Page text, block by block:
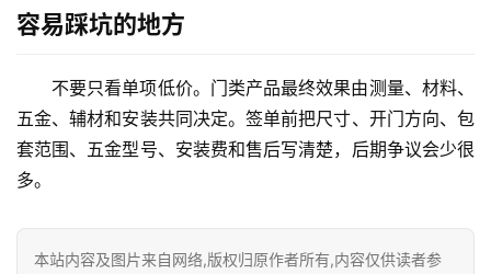
讯
我
们
容易踩坑的地方
不要只看单项低价。门类产品最终效果由测量、材料、
五金、辅材和安装共同决定。签单前把尺寸、开门方向、包
套范围、五金型号、安装费和售后写清楚，后期争议会少很
多。
本站内容及图片来自网络,版权归原作者所有,内容仅供读者参